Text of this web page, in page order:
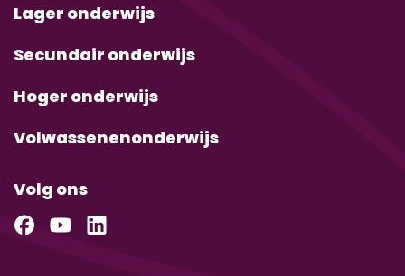
Lager onderwijs
Secundair onderwijs
Hoger onderwijs
Volwassenenonderwijs
Volg ons